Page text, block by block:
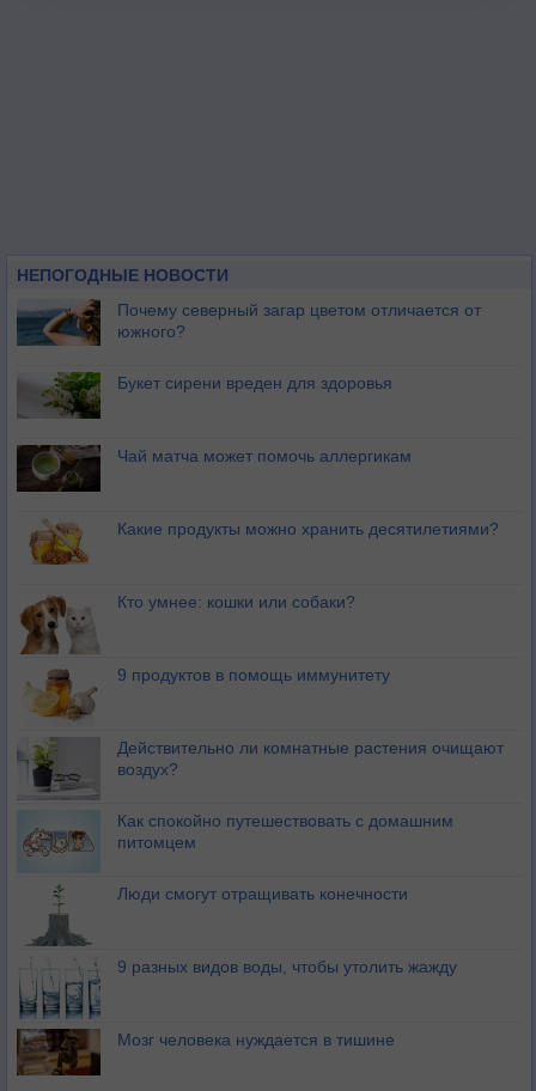
НЕПОГОДНЫЕ НОВОСТИ
Почему северный загар цветом отличается от
южного?
Букет сирени вреден для здоровья
Чай матча может помочь аллергикам
Какие продукты можно хранить десятилетиями?
Кто умнее: кошки или собаки?
9 продуктов в помощь иммунитету
Действительно ли комнатные растения очищают
воздух?
Как спокойно путешествовать с домашним
питомцем
Люди смогут отращивать конечности
9 разных видов воды, чтобы утолить жажду
Мозг человека нуждается в тишине